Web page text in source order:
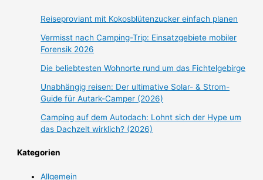
Reiseproviant mit Kokosblütenzucker einfach planen
Vermisst nach Camping-Trip: Einsatzgebiete mobiler
Forensik 2026
Die beliebtesten Wohnorte rund um das Fichtelgebirge
Unabhängig reisen: Der ultimative Solar- & Strom-
Guide für Autark-Camper (2026)
Camping auf dem Autodach: Lohnt sich der Hype um
das Dachzelt wirklich? (2026)
Kategorien
Allgemein